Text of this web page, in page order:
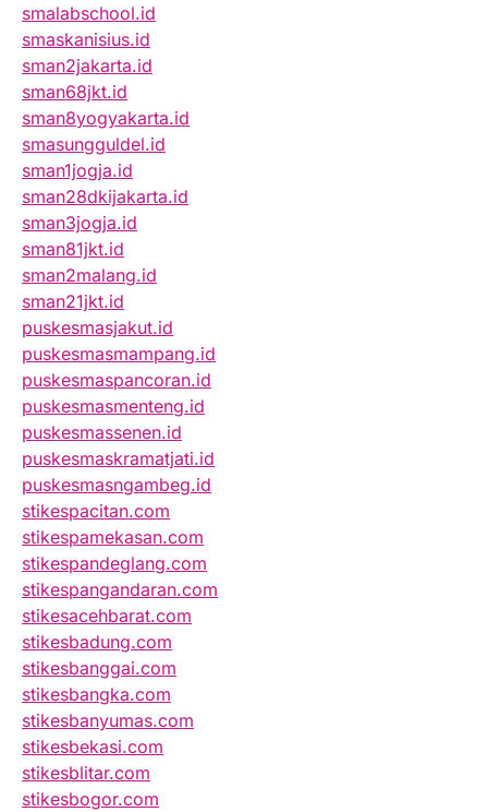
smalabschool.id
smaskanisius.id
sman2jakarta.id
sman68jkt.id
sman8yogyakarta.id
smasungguldel.id
sman1jogja.id
sman28dkijakarta.id
sman3jogja.id
sman81jkt.id
sman2malang.id
sman21jkt.id
puskesmasjakut.id
puskesmasmampang.id
puskesmaspancoran.id
puskesmasmenteng.id
puskesmassenen.id
puskesmaskramatjati.id
puskesmasngambeg.id
stikespacitan.com
stikespamekasan.com
stikespandeglang.com
stikespangandaran.com
stikesacehbarat.com
stikesbadung.com
stikesbanggai.com
stikesbangka.com
stikesbanyumas.com
stikesbekasi.com
stikesblitar.com
stikesbogor.com